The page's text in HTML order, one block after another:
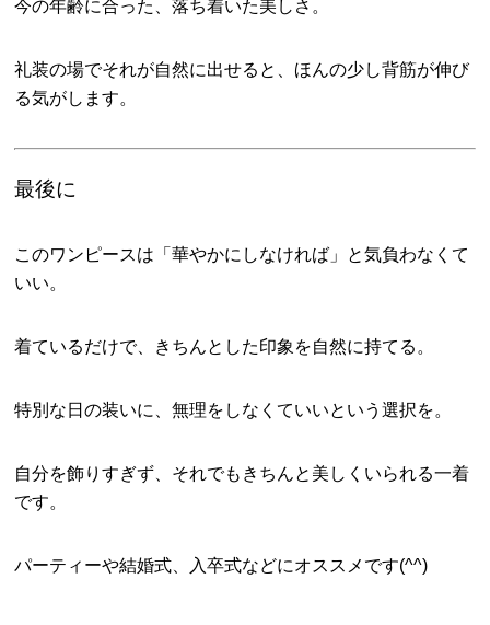
今の年齢に合った、落ち着いた美しさ。
礼装の場でそれが自然に出せると、ほんの少し背筋が伸び
る気がします。
最後に
このワンピースは「華やかにしなければ」と気負わなくて
いい。
着ているだけで、きちんとした印象を自然に持てる。
特別な日の装いに、無理をしなくていいという選択を。
自分を飾りすぎず、それでもきちんと美しくいられる一着
です。
パーティーや結婚式、入卒式などにオススメです(^^)